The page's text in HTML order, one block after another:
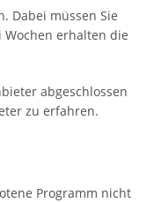
Dabei müssen Sie
Wochen erhalten die
abgeschlossen
zu erfahren.
Programm nicht